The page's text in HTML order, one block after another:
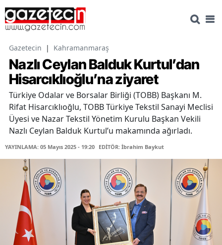
Gazetecin | Kahramanmaraş
Nazlı Ceylan Balduk Kurtul’dan
Hisarcıklıoğlu’na ziyaret
Türkiye Odalar ve Borsalar Birliği (TOBB) Başkanı M.
Rifat Hisarcıklıoğlu, TOBB Türkiye Tekstil Sanayi Meclisi
Üyesi ve Nazar Tekstil Yönetim Kurulu Başkan Vekili
Nazlı Ceylan Balduk Kurtul’u makamında ağırladı.
YAYINLAMA: 05 Mayıs 2025 - 19:20 EDİTÖR: İbrahim Baykut